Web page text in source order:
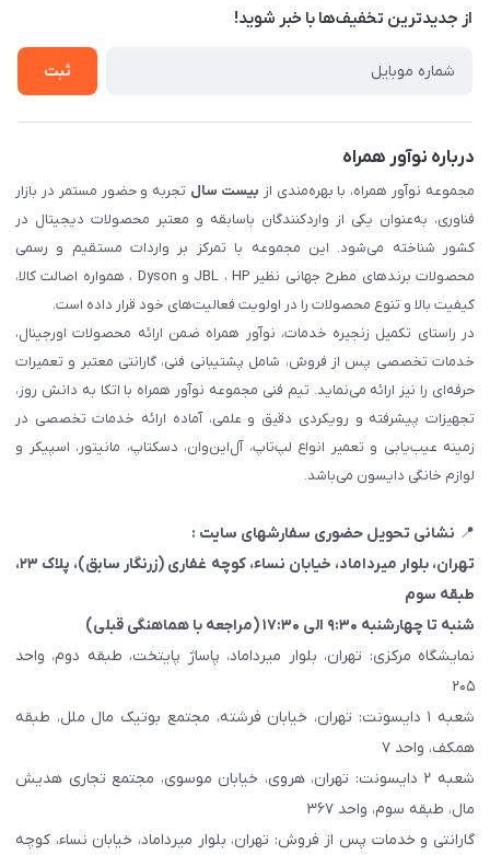
تماس با ما
شرایط گارانتی
ثبت شکایت
از جدید‌ترین تخفیف‌ها با‌ خبر شوید!
ثبت
درباره نوآور همراه
مجموعه نوآور همراه، با بهره‌مندی از بیست سال تجربه و حضور مستمر در بازار
فناوری، به‌عنوان یکی از واردکنندگان باسابقه و معتبر محصولات دیجیتال در
کشور شناخته می‌شود. این مجموعه با تمرکز بر واردات مستقیم و رسمی
محصولات برندهای مطرح جهانی نظیر JBL ، HP و Dyson ، همواره اصالت کالا،
کیفیت بالا و تنوع محصولات را در اولویت فعالیت‌های خود قرار داده است.
در راستای تکمیل زنجیره خدمات، نوآور همراه ضمن ارائه محصولات اورجینال،
خدمات تخصصی پس از فروش، شامل پشتیبانی فنی، گارانتی معتبر و تعمیرات
حرفه‌ای را نیز ارائه می‌نماید. تیم فنی مجموعه نوآور همراه با اتکا به دانش روز،
تجهیزات پیشرفته و رویکردی دقیق و علمی، آماده ارائه خدمات تخصصی در
زمینه عیب‌یابی و تعمیر انواع لپ‌تاپ، آل‌این‌وان، دسکتاپ، مانیتور، اسپیکر و
لوازم خانگی دایسون می‌باشد.
📍 نشانی تحویل حضوری سفارشهای سایت :
تهران، بلوار میرداماد، خیابان نساء، کوچه غفاری (زرنگار سابق)
، پلاک ۲۳،
طبقه سوم
شنبه تا چهارشنبه ۹:۳۰ الی ۱۷:۳۰ (مراجعه با هماهنگی قبلی)
نمایشگاه مرکزی: تهران، بلوار میرداماد، پاساژ پایتخت، طبقه دوم، واحد
۲۰۵
شعبه ۱ دایسونت: تهران، خیابان فرشته، مجتمع بوتیک مال ملل، طبقه
همکف، واحد ۷
شعبه ۲ دایسونت: تهران، هروی، خیابان موسوی، مجتمع تجاری هدیش
مال، طبقه سوم، واحد ۳۶۷
گارانتی و خدمات پس از فروش: تهران، بلوار میرداماد، خیابان نساء، کوچه